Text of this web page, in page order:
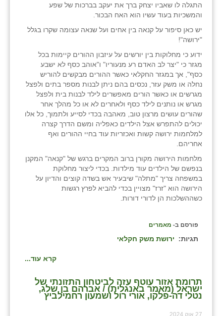
התגלה לו שאביו יצחק ברך את יעקב בברכות של שפע
והמשכיות בעוד עשיו הוא האח הבכור.
יש כאן סיפור על קנאה בין אחים ועל שנאה עצומה שקרו בגלל
"ירושה"!
ידוע כי מחלוקות בין יורשים על עיזבון ההורים קיימות בכל
מגזר כי "יצר לב האדם רע מנעוריו" ו"אוהב כסף לא ישבע
כסף", אך במגזר החקלאי כאשר ההורים מבקשים להוריש
נחלה או משק עזר, נכסים בהם ניתן לבנות מספר בתים ולפצל
מגרשים או כאשר הורים מאפשרים לילד לבנות בית ולפצל
מגרש או נותנים לילד כסף ולאחרים לא או כל מהלך אחר
שהורים עושים מרצון טוב, מאהבה בכדי לסייע ולתמוך, כל אלו
יכולים להתפרש אצל הילדים כאפליה ומשם הדרך קצרה
למלחמות ירושה קשות ואכזריות עוד בחיי ההורים ואף
אחריהם.
מלחמות הירושה מקורן ברוב המקרים ברגש של "קנאה" המקנן
בנפשם של הילדים עוד מילדות. בכדי ליצור מחלוקת
במשפחה צריך "מתלה" שיבעיר אש בשדה קוצים והדיון על
הירושה הוא "זרז" מצויין בכדי להביא לפרץ רגשות
כשההשלכות הן לדורי דורות.
פורסם ב- מאמרים
תגיות: ירושת משק חקלאי
קרא עוד...
תרומת אזור עוטף עזה לביטחון התזונתי של
ישראל (מאמר באנגלית) / אברהם בן שלג,
נטלי דה-פלקו, אורי רול ושמעון רחמילביץ
27 אוק 2024